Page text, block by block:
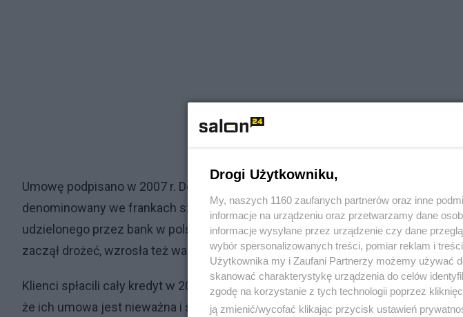
Umowę podpisano w 2007 r. Doradca finansowy banku przekonał klientów, że
denominowany we frankach szwajcarskich. Klienci podpisali umowę kredytową
udzielonego przez bank w polskich złotych klienci spłacali we frankach
zaczął drożeć, wzrosła też wartość długu w banku, mimo spłacania go.
Klienci spłacili cały kredyt w 2013 r.; łącznie oddali bankowi 4,2 mln zł. Teraz Sąd
że ich umowa jest nieważna i sprzeczna z zasadami współżycia. Zgodnie z
Drogi Użytkowniku,
My, naszych 1160 zaufanych partnerów oraz inne
informacje na urządzeniu oraz przetwarzamy dane
informacje wysyłane przez urządzenie czy dane
wybór spersonalizowanych treści, pomiar reklam i
Użytkownika my i Zaufani Partnerzy możemy używać
skanować charakterystykę urządzenia do celów
zgodę na korzystanie z tych technologii poprzez
ją zmienić/wycofać klikając przycisk ustawień